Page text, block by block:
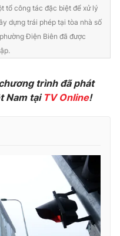
Thể thao
động sản
tổ công tác đặc biệt để xử lý
dựng trái phép tại tòa nhà số
Điện Biên đã được
trình đã phát
Nam tại TV Online!